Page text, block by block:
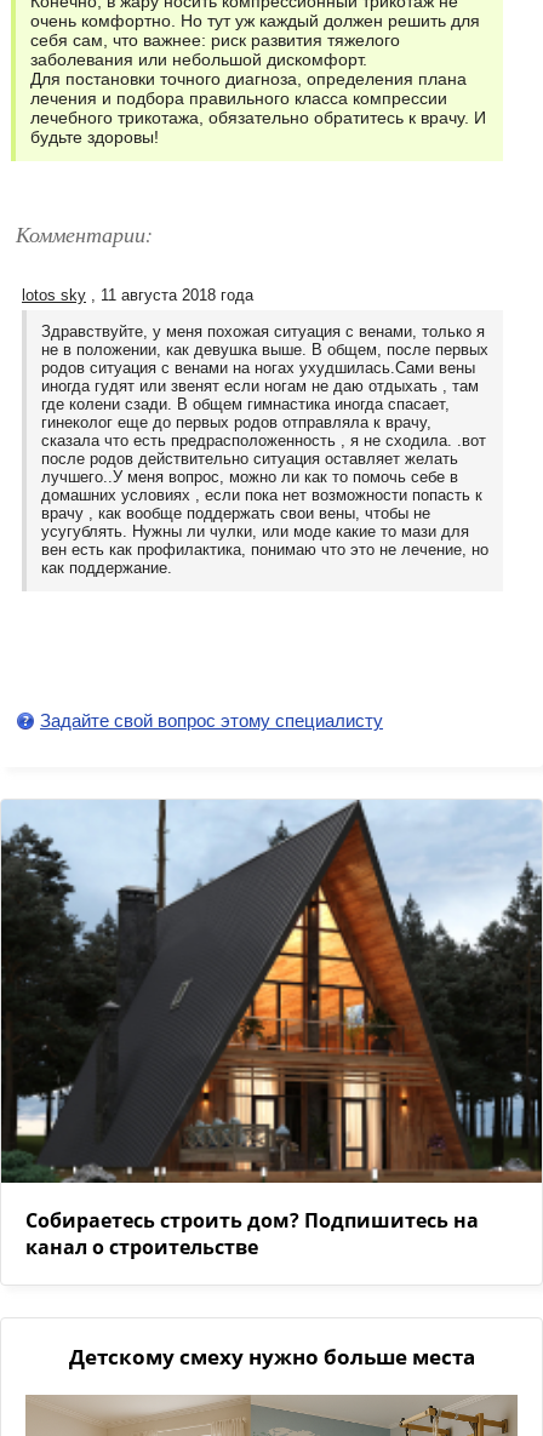
очень комфортно. Но тут уж каждый должен решить для
себя сам, что важнее: риск развития тяжелого
заболевания или небольшой дискомфорт.
Для постановки точного диагноза, определения плана
лечения и подбора правильного класса компрессии
лечебного трикотажа, обязательно обратитесь к врачу. И
будьте здоровы!
Комментарии:
lotos sky , 11 августа 2018 года
Здравствуйте, у меня похожая ситуация с венами, только я
не в положении, как девушка выше. В общем, после первых
родов ситуация с венами на ногах ухудшилась.Сами вены
иногда гудят или звенят если ногам не даю отдыхать , там
где колени сзади. В общем гимнастика иногда спасает,
гинеколог еще до первых родов отправляла к врачу,
сказала что есть предрасположенность , я не сходила. .вот
после родов действительно ситуация оставляет желать
лучшего..У меня вопрос, можно ли как то помочь себе в
домашних условиях , если пока нет возможности попасть к
врачу , как вообще поддержать свои вены, чтобы не
усугублять. Нужны ли чулки, или моде какие то мази для
вен есть как профилактика, понимаю что это не лечение, но
как поддержание.
Задайте свой вопрос этому специалисту
Собираетесь строить дом? Подпишитесь на
канал о строительстве
Детскому смеху нужно больше места